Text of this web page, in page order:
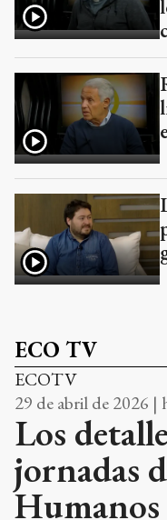
ECO TV
ECOTV
29 de abril de 2026 |
Los
jornadas
Humanos